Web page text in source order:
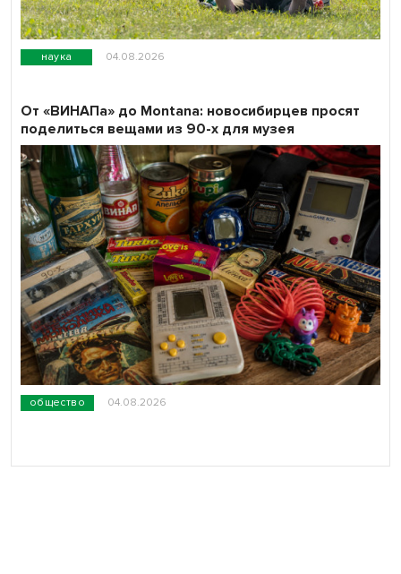
наука 04.08.2026
общество 04.08.2026
От «ВИНАПа» до Montana: новосибирцев просят
поделиться вещами из 90-х для музея